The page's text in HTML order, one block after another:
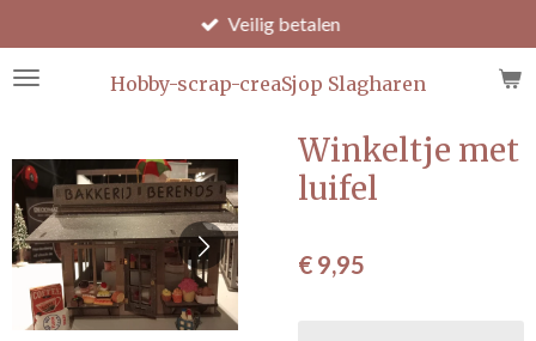
direct
naar
Hobby-scrap-creaSjop Slagharen
Veilig betalen
Winkeltje met
luifel
€ 9,95